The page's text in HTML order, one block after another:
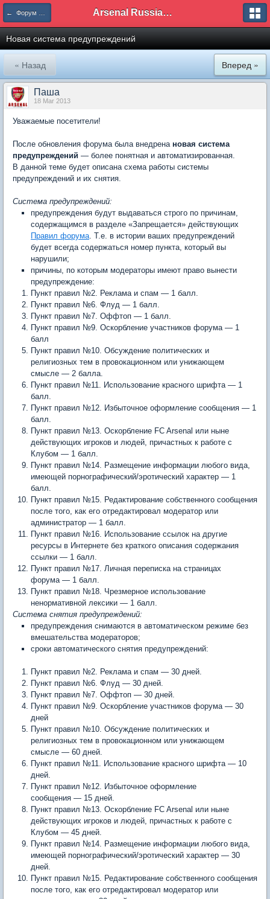
← Форум и сайт Arsenal Russian Speaking Supporters Club
Новая система предупреждений
« Назад Вперед »
Паша
18 Mar 2013
Уважаемые посетители!
После обновления форума была внедрена новая система
предупреждений — более понятная и автоматизированная.
В данной теме будет описана схема работы системы
предупреждений и их снятия.
Система предупреждений:
предупреждения будут выдаваться строго по причинам,
содержащимся в разделе «Запрещается» действующих
Правил форума. Т.е. в истории ваших предупреждений
будет всегда содержаться номер пункта, который вы
нарушили;
причины, по которым модераторы имеют право вынести
предупреждение:
Пункт правил №2. Реклама и спам — 1 балл.
Пункт правил №6. Флуд — 1 балл.
Пункт правил №7. Оффтоп — 1 балл.
Пункт правил №9. Оскорбление участников форума — 1
балл
Пункт правил №10. Обсуждение политических и
религиозных тем в провокационном или унижающем
смысле — 2 балла.
Пункт правил №11. Использование красного шрифта — 1
балл.
Пункт правил №12. Избыточное оформление сообщения — 1
балл.
Пункт правил №13. Оскорбление FC Arsenal или ныне
действующих игроков и людей, причастных к работе с
Клубом — 1 балл.
Пункт правил №14. Размещение информации любого вида,
имеющей порнографический/эротический характер — 1
балл.
Пункт правил №15. Редактирование собственного сообщения
после того, как его отредактировал модератор или
администратор — 1 балл.
Пункт правил №16. Использование ссылок на другие
ресурсы в Интернете без краткого описания содержания
ссылки — 1 балл.
Пункт правил №17. Личная переписка на страницах
форума — 1 балл.
Пункт правил №18. Чрезмерное использование
ненормативной лексики — 1 балл.
Система снятия предупреждений:
предупреждения снимаются в автоматическом режиме без
вмешательства модераторов;
сроки автоматического снятия предупреждений:
Пункт правил №2. Реклама и спам — 30 дней.
Пункт правил №6. Флуд — 30 дней.
Пункт правил №7. Оффтоп — 30 дней.
Пункт правил №9. Оскорбление участников форума — 30
дней
Пункт правил №10. Обсуждение политических и
религиозных тем в провокационном или унижающем
смысле — 60 дней.
Пункт правил №11. Использование красного шрифта — 10
дней.
Пункт правил №12. Избыточное оформление
сообщения — 15 дней.
Пункт правил №13. Оскорбление FC Arsenal или ныне
действующих игроков и людей, причастных к работе с
Клубом — 45 дней.
Пункт правил №14. Размещение информации любого вида,
имеющей порнографический/эротический характер — 30
дней.
Пункт правил №15. Редактирование собственного сообщения
после того, как его отредактировал модератор или